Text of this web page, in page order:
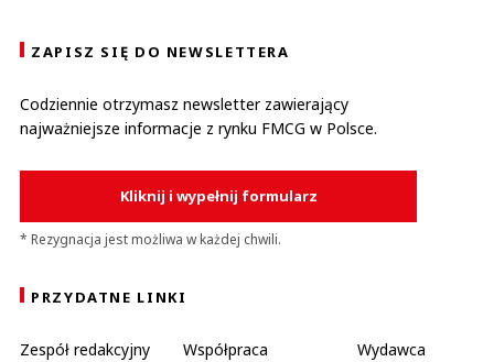
ZAPISZ SIĘ DO NEWSLETTERA
Codziennie otrzymasz newsletter zawierający
najważniejsze informacje z rynku FMCG w Polsce.
Kliknij i wypełnij formularz
* Rezygnacja jest możliwa w każdej chwili.
PRZYDATNE LINKI
Zespół redakcyjny Współpraca
Wydawca